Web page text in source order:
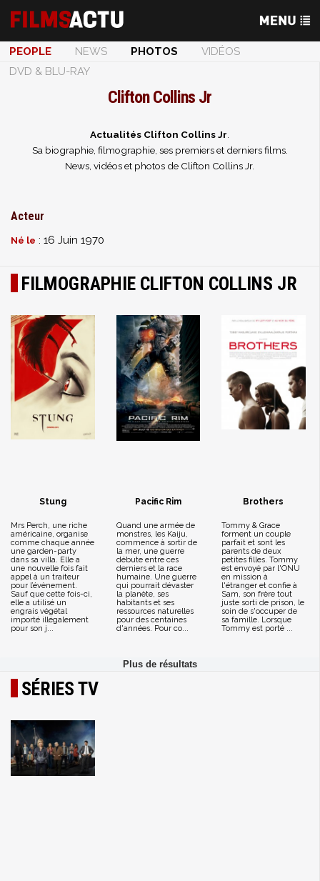
PEOPLE NEWS PHOTOS
VIDÉOS
DVD & BLU-RAY
Clifton Collins Jr
Actualités Clifton Collins Jr
Sa biographie, filmographie, ses premiers et derniers films.
News, vidéos et photos de Clifton Collins Jr.
Acteur
Né le : 16 Juin 1970
FILMOGRAPHIE CLIFTON COLLINS JR
Stung
Mrs Perch, une riche
américaine, organise
comme chaque année
une garden-party
dans sa villa. Elle a
une nouvelle fois fait
appel à un traiteur
pour l’évènement.
Sauf que cette fois-ci,
elle a utilisé un
engrais végétal
importé illégalement
pour son j...
Pacific Rim
Quand une armée de
monstres, les Kaiju,
commence à sortir de
la mer, une guerre
débute entre ces
derniers et la race
humaine. Une guerre
qui pourrait dévaster
la planète, ses
habitants et ses
ressources naturelles
pour des centaines
d'années. Pour co...
Brothers
Tommy & Grace
forment un couple
parfait et sont les
parents de deux
petites filles. Tommy
est envoyé par l'ONU
en mission à
l'étranger et confie à
Sam, son frère tout
juste sorti de prison, le
soin de s'occuper de
sa famille. Lorsque
Tommy est porté ...
SÉRIES TV